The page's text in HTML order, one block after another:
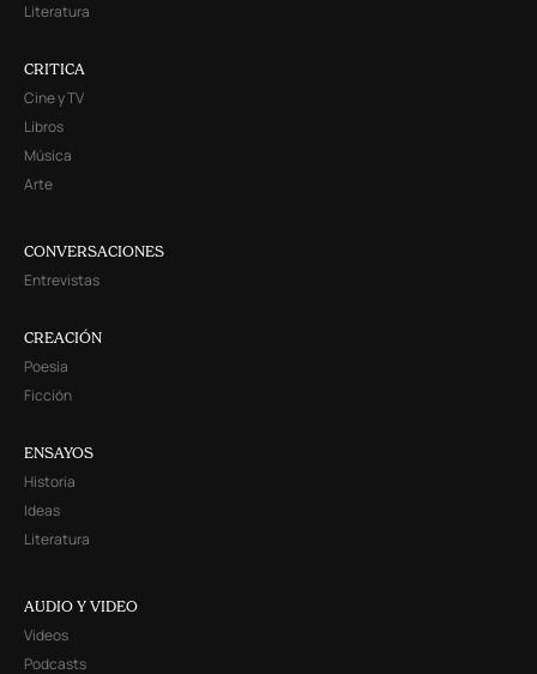
Literatura
CRITICA
Cine y TV
Libros
Música
Arte
CONVERSACIONES
Entrevistas
CREACIÓN
Poesía
Ficción
ENSAYOS
Historia
Ideas
Literatura
AUDIO Y VIDEO
Videos
Podcasts